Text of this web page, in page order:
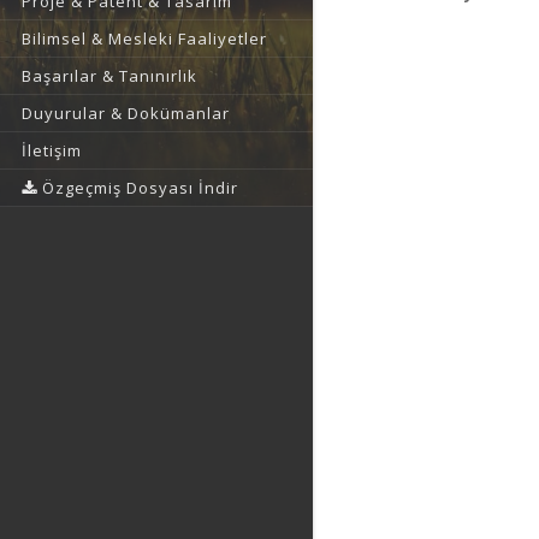
Bilimsel & Mesleki Faaliyetler
Başarılar & Tanınırlık
Duyurular & Dokümanlar
İletişim
Özgeçmiş Dosyası İndir